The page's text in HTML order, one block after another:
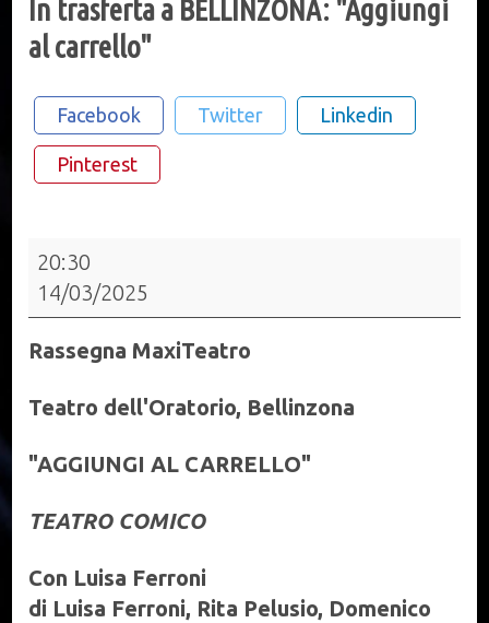
In trasferta a BELLINZONA: "Aggiungi
al carrello"
Facebook Twitter Linkedin
Pinterest
In
trasferta
a
BELLINZONA:
al
20:30
14/03/2025
Rassegna MaxiTeatro
Teatro dell'Oratorio, Bellinzona
"AGGIUNGI AL CARRELLO"
TEATRO COMICO
Con Luisa Ferroni
di Luisa Ferroni, Rita Pelusio, Domenico